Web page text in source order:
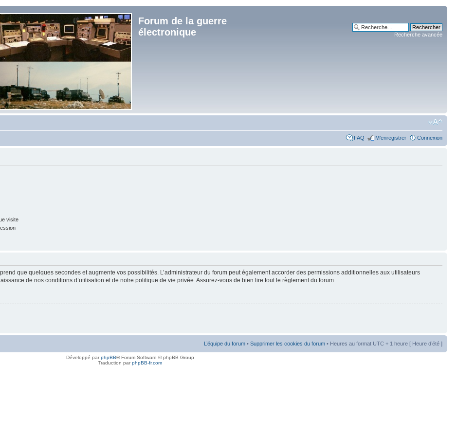
Forum de la guerre
électronique
Recherche avancée
FAQ M’enregistrer Connexion
visite
que quelques secondes et augmente vos possibilités. L’administrateur du forum peut également accorder des permissions additionnelles aux utilisateurs
de nos conditions d’utilisation et de notre politique de vie privée. Assurez-vous de bien lire tout le règlement du forum.
L’équipe du forum • Supprimer les cookies du forum • Heures au format UTC + 1 heure [ Heure d’été ]
Développé parphpBB® Forum Software © phpBB Group
Traduction parphpBB-fr.com